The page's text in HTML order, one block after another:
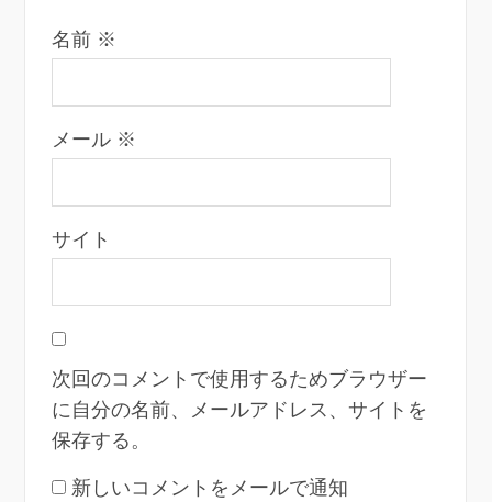
名前 ※
メール ※
サイト
次回のコメントで使用するためブラウザー
に自分の名前、メールアドレス、サイトを
保存する。
新しいコメントをメールで通知